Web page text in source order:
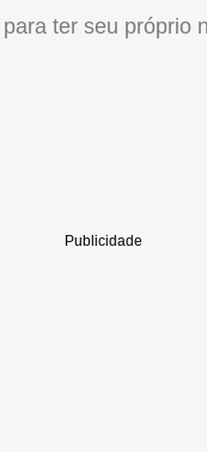
ter seu próprio